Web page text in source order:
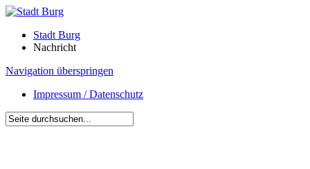
Stadt Burg
Nachricht
Navigation überspringen
Impressum / Datenschutz